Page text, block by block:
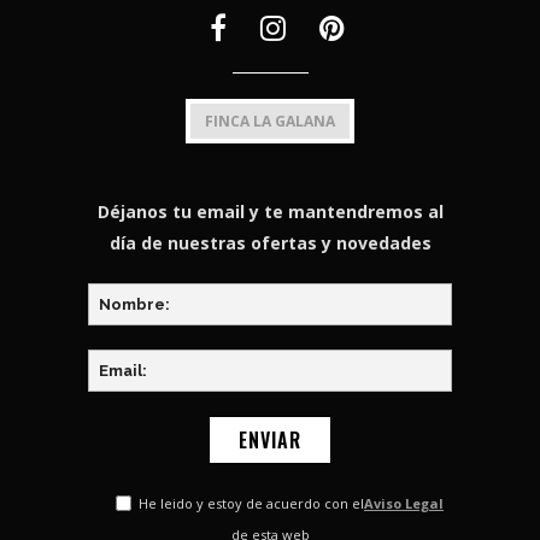
FINCA LA GALANA
Déjanos tu email y te mantendremos al
día de nuestras ofertas y novedades
He leido y estoy de acuerdo con elAviso Legal
de esta web